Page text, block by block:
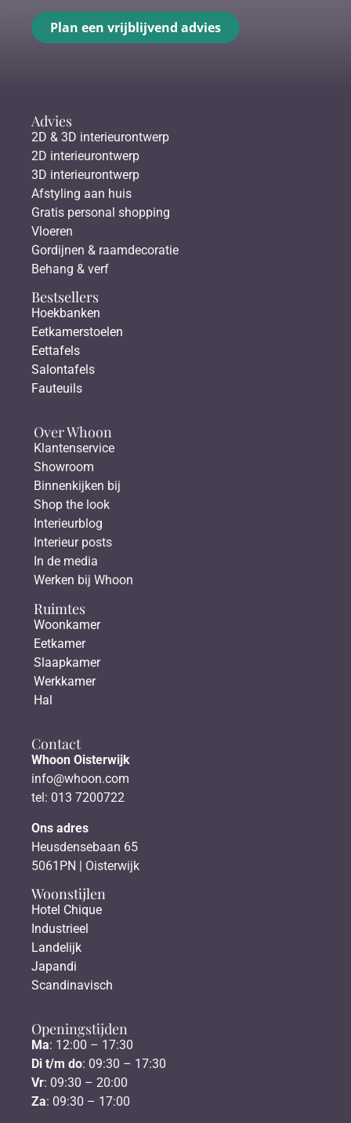
Plan een vrijblijvend advies
Advies
2D & 3D interieurontwerp
2D interieurontwerp
3D interieurontwerp
Afstyling aan huis
Gratis personal shopping
Vloeren
Gordijnen & raamdecoratie
Behang & verf
Bestsellers
Hoekbanken
Eetkamerstoelen
Eettafels
Salontafels
Fauteuils
Over Whoon
Klantenservice
Showroom
Binnenkijken bij
Shop the look
Interieurblog
Interieur posts
In de media
Werken bij Whoon
Ruimtes
Woonkamer
Eetkamer
Slaapkamer
Werkkamer
Hal
Contact
Whoon Oisterwijk
info@whoon.com
tel: 013 7200722
Ons adres
Heusdensebaan 65
5061PN | Oisterwijk
Woonstijlen
Hotel Chique
Industrieel
Landelijk
Japandi
Scandinavisch
Openingstijden
Ma: 12:00 – 17:30
Di t/m do: 09:30 – 17:30
Vr: 09:30 – 20:00
Za: 09:30 – 17:00